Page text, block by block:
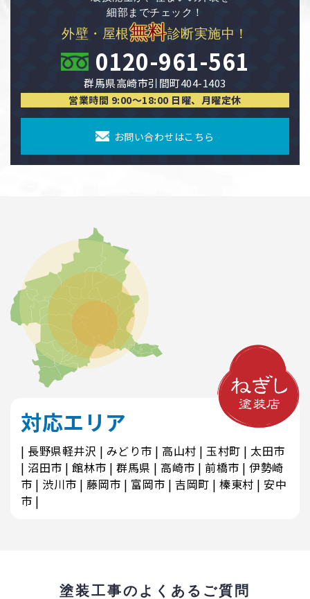
細部までチェック！
外壁・屋根無料診断実施中！
0120-961-561
群馬県高崎市引間町404-1403
営業時間 9:00〜18:00 日曜、月曜定休
お問い合わせはこちら
対応エリア
長野県軽井沢 みどり市 高山村 玉村町
太田市
沼田市
館林市 群馬県 高崎市 前橋市
伊勢崎
市
渋川市 藤岡市 富岡市 吉岡町 榛東村
安中
市
塗装工事のよくあるご質問